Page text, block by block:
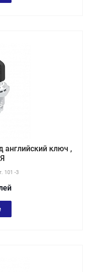
английский ключ ,
101 -3